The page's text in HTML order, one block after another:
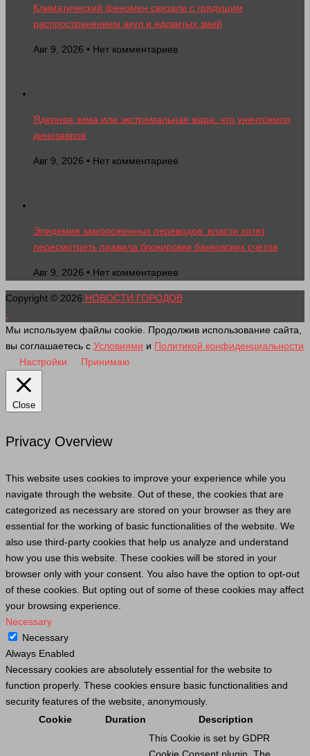
Климатический феномен связали с грядущим
распространением акул и ядовитых змей
Авг 9, 2026 • Нет комментариев
Ядерная зима или экстремальная жара: что уничтожило
динозавров
Авг 9, 2026 • Нет комментариев
Эпидемия замороженных переводов: власти хотят
пересмотреть правила блокировки банковских счетов
Авг 9, 2026 • Нет комментариев
Copyright © 2026 НОВОСТИ ГОРОДОВ.
Мы используем файлы cookie. Продолжив использование сайта,
вы соглашаетесь с Условиями и Политикой конфиденциальности
Настройки
Принимаю
Close
Privacy Overview
This website uses cookies to improve your experience while you
navigate through the website. Out of these, the cookies that are
categorized as necessary are stored on your browser as they are
essential for the working of basic functionalities of the website. We
also use third-party cookies that help us analyze and understand
how you use this website. These cookies will be stored in your
browser only with your consent. You also have the option to opt-out
of these cookies. But opting out of some of these cookies may affect
your browsing experience.
Necessary
Necessary
Always Enabled
Necessary cookies are absolutely essential for the website to
function properly. These cookies ensure basic functionalities and
security features of the website, anonymously.
Cookie
Duration Description
This Cookie is set by GDPR
Cookie Consent plugin. The